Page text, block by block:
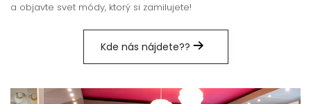
a objavte svet módy, ktorý si zamilujete!
Kde nás nájdete??